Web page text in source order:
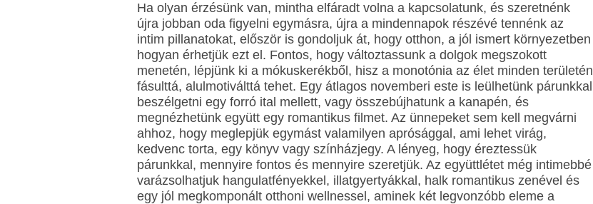
Ha olyan érzésünk van, mintha elfáradt volna a kapcsolatunk, és szeretnénk
újra jobban oda figyelni egymásra, újra a mindennapok részévé tennénk az
intim pillanatokat, először is gondoljuk át, hogy otthon, a jól ismert környezetben
hogyan érhetjük ezt el. Fontos, hogy változtassunk a dolgok megszokott
menetén, lépjünk ki a mókuskerékből, hisz a monotónia az élet minden területén
fásulttá, alulmotiválttá tehet. Egy átlagos novemberi este is leülhetünk párunkkal
beszélgetni egy forró ital mellett, vagy összebújhatunk a kanapén, és
megnézhetünk együtt egy romantikus filmet. Az ünnepeket sem kell megvárni
ahhoz, hogy meglepjük egymást valamilyen aprósággal, ami lehet virág,
kedvenc torta, egy könyv vagy színházjegy. A lényeg, hogy éreztessük
párunkkal, mennyire fontos és mennyire szeretjük. Az együttlétet még intimebbé
varázsolhatjuk hangulatfényekkel, illatgyertyákkal, halk romantikus zenével és
egy jól megkomponált otthoni wellnessel, aminek két legvonzóbb eleme a